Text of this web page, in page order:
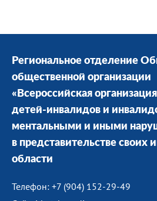
Региональное отделение
общественной организации
«Всероссийская
детей-инвалидов и
ментальными и иными
в представительстве своих
области
Телефон: +7 (904) 152-29-49